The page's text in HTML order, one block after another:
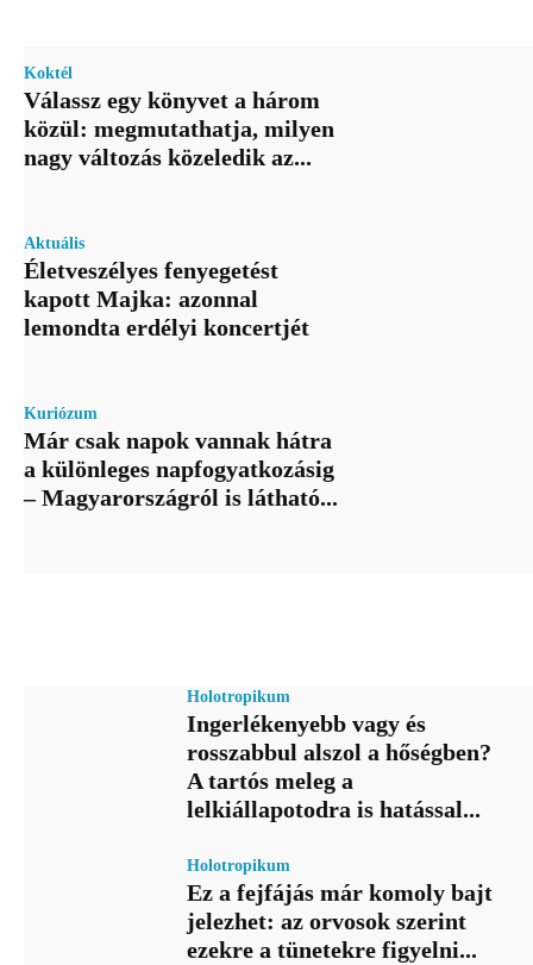
Koktél
Válassz egy könyvet a három
közül: megmutathatja, milyen
nagy változás közeledik az...
Aktuális
Életveszélyes fenyegetést
kapott Majka: azonnal
lemondta erdélyi koncertjét
Kuriózum
Már csak napok vannak hátra
a különleges napfogyatkozásig
– Magyarországról is látható...
Holotropikum
Ingerlékenyebb vagy és
rosszabbul alszol a hőségben?
A tartós meleg a
lelkiállapotodra is hatással...
Holotropikum
Ez a fejfájás már komoly bajt
jelezhet: az orvosok szerint
ezekre a tünetekre figyelni...